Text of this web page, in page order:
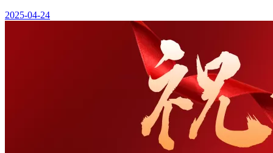
2025-04-24